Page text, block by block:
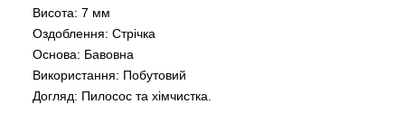
Висота: 7 мм
Оздоблення: Стрічка
Основа: Бавовна
Використання: Побутовий
Догляд: Пилосос та хімчистка.